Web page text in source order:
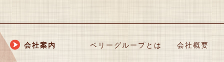
会社案内 ベリーグループとは 会社概要